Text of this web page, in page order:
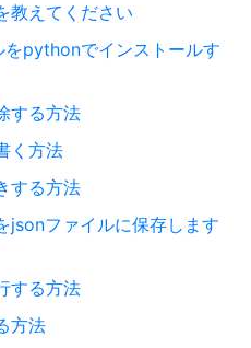
教えてください
をpythonでインストールす
する方法
く方法
する方法
jsonファイルに保存します
する方法
方法